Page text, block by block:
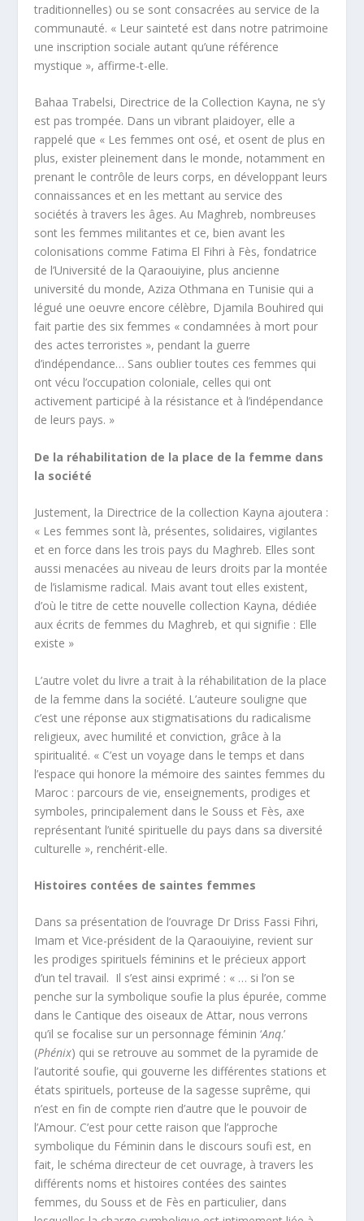
traditionnelles) ou se sont consacrées au service de la
communauté. « Leur sainteté est dans notre patrimoine
une inscription sociale autant qu’une référence
mystique », affirme-t-elle.
Bahaa Trabelsi, Directrice de la Collection Kayna, ne s’y
est pas trompée. Dans un vibrant plaidoyer, elle a
rappelé que « Les femmes ont osé, et osent de plus en
plus, exister pleinement dans le monde, notamment en
prenant le contrôle de leurs corps, en développant leurs
connaissances et en les mettant au service des
sociétés à travers les âges. Au Maghreb, nombreuses
sont les femmes militantes et ce, bien avant les
colonisations comme Fatima El Fihri à Fès, fondatrice
de l’Université de la Qaraouiyine, plus ancienne
université du monde, Aziza Othmana en Tunisie qui a
légué une oeuvre encore célèbre, Djamila Bouhired qui
fait partie des six femmes « condamnées à mort pour
des actes terroristes », pendant la guerre
d’indépendance… Sans oublier toutes ces femmes qui
ont vécu l’occupation coloniale, celles qui ont
activement participé à la résistance et à l’indépendance
de leurs pays. »
De la réhabilitation de la place de la femme dans
la société
Justement, la Directrice de la collection Kayna ajoutera :
« Les femmes sont là, présentes, solidaires, vigilantes
et en force dans les trois pays du Maghreb. Elles sont
aussi menacées au niveau de leurs droits par la montée
de l’islamisme radical. Mais avant tout elles existent,
d’où le titre de cette nouvelle collection Kayna, dédiée
aux écrits de femmes du Maghreb, et qui signifie : Elle
existe »
L’autre volet du livre a trait à la réhabilitation de la place
de la femme dans la société. L’auteure souligne que
c’est une réponse aux stigmatisations du radicalisme
religieux, avec humilité et conviction, grâce à la
spiritualité. « C’est un voyage dans le temps et dans
l’espace qui honore la mémoire des saintes femmes du
Maroc : parcours de vie, enseignements, prodiges et
symboles, principalement dans le Souss et Fès, axe
représentant l’unité spirituelle du pays dans sa diversité
culturelle », renchérit-elle.
Histoires contées de saintes femmes
Dans sa présentation de l’ouvrage Dr Driss Fassi Fihri,
Imam et Vice-président de la Qaraouiyine, revient sur
les prodiges spirituels féminins et le précieux apport
d’un tel travail. Il s’est ainsi exprimé : « … si l’on se
penche sur la symbolique soufie la plus épurée, comme
dans le Cantique des oiseaux de Attar, nous verrons
qu’il se focalise sur un personnage féminin ‘Anq.’
(Phénix) qui se retrouve au sommet de la pyramide de
l’autorité soufie, qui gouverne les différentes stations et
états spirituels, porteuse de la sagesse suprême, qui
n’est en fin de compte rien d’autre que le pouvoir de
l’Amour. C’est pour cette raison que l’approche
symbolique du Féminin dans le discours soufi est, en
fait, le schéma directeur de cet ouvrage, à travers les
différents noms et histoires contées des saintes
femmes, du Souss et de Fès en particulier, dans